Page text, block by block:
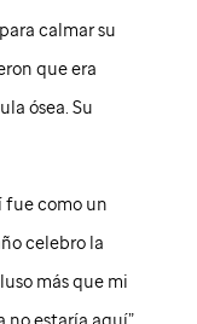
calmar su
que era
ósea. Su
fue como un
celebro la
más que mi